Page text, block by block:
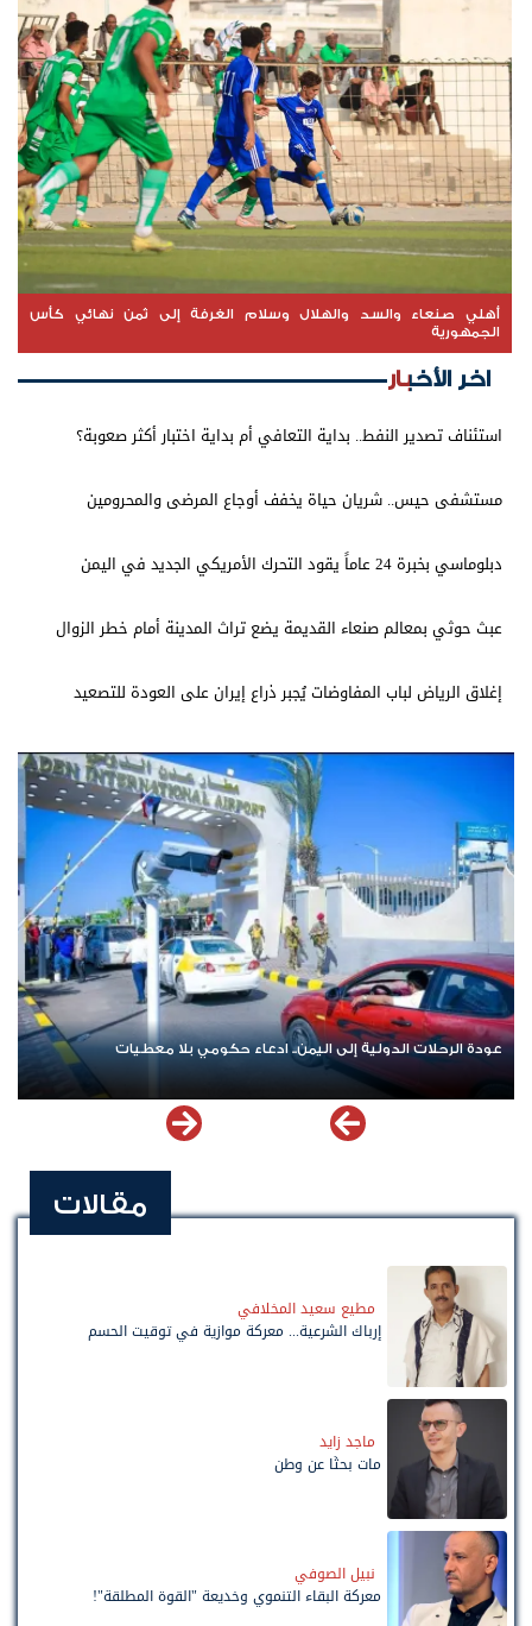
أهلي صنعاء والسد والهلال وسلام الغرفة إلى ثمن نهائي كأس
الجمهورية
اخر الأخبار
استئناف تصدير النفط.. بداية التعافي أم بداية اختبار أكثر صعوبة؟
مستشفى حيس.. شريان حياة يخفف أوجاع المرضى والمحرومين
دبلوماسي بخبرة 24 عاماً يقود التحرك الأمريكي الجديد في اليمن
عبث حوثي بمعالم صنعاء القديمة يضع تراث المدينة أمام خطر الزوال
إغلاق الرياض لباب المفاوضات يُجبر ذراع إيران على العودة للتصعيد
الدولية إلى اليمن.. ادعاء حكومي بلا معطيات اشترك الآن
مقالات
مطيع سعيد المخلافي
إرباك الشرعية... معركة موازية في توقيت الحسم
ماجد زايد
مات بحثًا عن وطن
نبيل الصوفي
معركة البقاء التنموي وخديعة "القوة المطلقة"!